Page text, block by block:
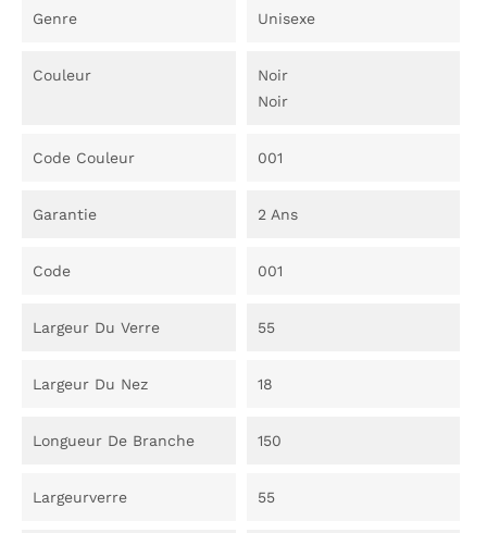
Genre Unisexe
Couleur
Noir
Noir
Code Couleur 001
Garantie 2 Ans
Code 001
Largeur Du Verre 55
Largeur Du Nez 18
Longueur De Branche 150
Largeurverre 55